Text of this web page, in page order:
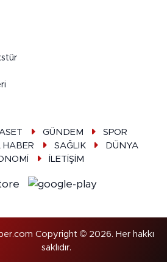
GÜNDEM
SPOR
HABER SAĞLIK
DÜNYA
İLETİŞİM
Copyright © 2026. Her hakkı
saklıdır.